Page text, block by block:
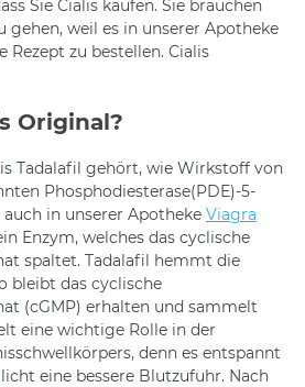
Sie Cialis kaufen. Sie brauchen
gehen, weil es in unserer Apotheke
Rezept zu bestellen. Cialis
Original?
Tadalafil gehört, wie Wirkstoff von
Phosphodiesterase(PDE)-5-
in unserer Apotheke Viagra
Enzym, welches das cyclische
spaltet. Tadalafil hemmt die
bleibt das cyclische
(cGMP) erhalten und sammelt
eine wichtige Rolle in der
denn es entspannt
eine bessere Blutzufuhr. Nach